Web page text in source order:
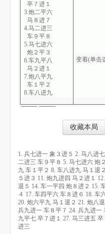
卒７进１
3.炮二平六
马８进７
4.马二进三
车９平８
5.马七进六
炮２平３
6.车九平八
马２进１
7.炮八平九
车１平２
8.车八进九
9.相三进五
12.仕四进五
炮８进１
13.炮九退一
象３退５
14.车一平四
炮８进２
15.车四进四
士６进５
16.炮九进一
炮８平４
变着(单击
收藏本局
1. 兵七进一 象３进５ 2. 马八进
二进三 车９平８ 5. 马七进六 炮
九 车１平２ 8. 车八进九 马１退
５进３ 11. 炮九进四 马２进１
退５ 14. 车一平四 炮８进２ 15.
４ 17. 车四平六 车８进６ 18. 车
20. 炮六平九 马１退２ 21. 炮八
兵九进一 车８平７ 24. 兵九进一
九平七 卒７进１ 27. 马三进五
进三